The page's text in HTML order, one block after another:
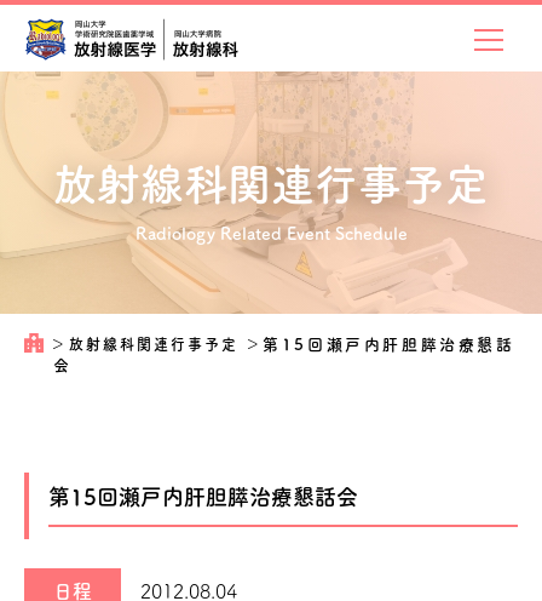
放射線科関連行事予定
Radiology Related Event Schedule
＞ 放射線科関連行事予定 ＞ 第15回瀬戸内肝胆膵治療懇話
会
第15回瀬戸内肝胆膵治療懇話会
日程 2012.08.04